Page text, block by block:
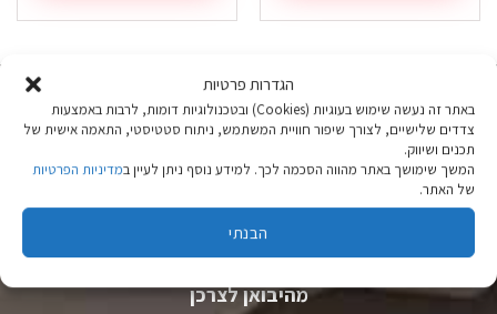
הגדרות פרטיות
באתר זה נעשה שימוש בעוגיות (Cookies) ובטכנולוגיות דומות, לרבות באמצעות
צדדים שלישיים, לצורך שיפור חוויית המשתמש, ניתוח סטטיסטי, התאמה אישית של
תכנים ושיווק.
המשך שימושך באתר מהווה הסכמה לכך. למידע נוסף ניתן לעיין במדיניות הפרטיות
של האתר.
הבנתי
זה
ניתן
לבחור
את
האפשרויות
בעמוד
המוצר
זה
סוגים.
ניתן
לבחור
את
האפשרויות
בעמוד
המוצר
ציוד טיולים
מהיבואן לצרכן